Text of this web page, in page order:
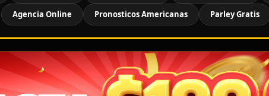
Agencia Online Pronosticos Americanas Parley Gratis